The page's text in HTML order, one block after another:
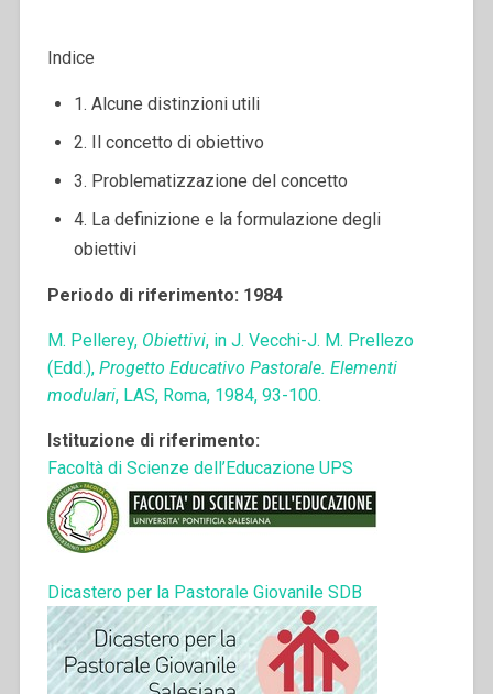
Indice
1. Alcune distinzioni utili
2. Il concetto di obiettivo
3. Problematizzazione del concetto
4. La definizione e la formulazione degli
obiettivi
Periodo di riferimento: 1984
M. Pellerey, Obiettivi, in J. Vecchi-J. M. Prellezo
(Edd.), Progetto Educativo Pastorale. Elementi
modulari, LAS, Roma, 1984, 93-100.
Istituzione di riferimento:
Facoltà di Scienze dell’Educazione UPS
Dicastero per la Pastorale Giovanile SDB